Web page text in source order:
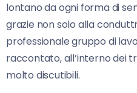
lontano da ogni forma di
grazie non solo alla
professionale gruppo di
raccontato, all’interno dei
molto discutibili.